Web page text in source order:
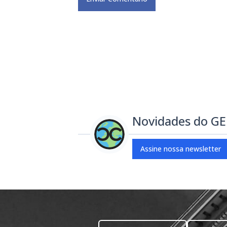
Novidades do
Assine nossa newsletter